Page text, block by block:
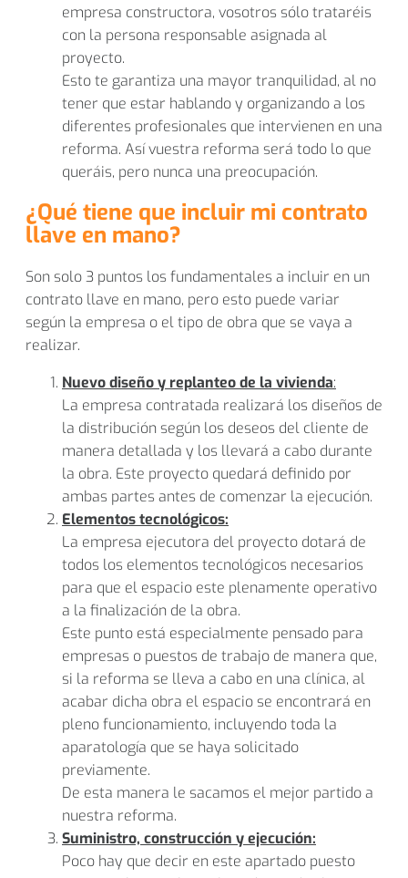
empresa constructora, vosotros sólo trataréis
con la persona responsable asignada al
proyecto.
Esto te garantiza una mayor tranquilidad, al no
tener que estar hablando y organizando a los
diferentes profesionales que intervienen en una
reforma. Así vuestra reforma será todo lo que
queráis, pero nunca una preocupación.
¿Qué tiene que incluir mi contrato
llave en mano?
Son solo 3 puntos los fundamentales a incluir en un
contrato llave en mano, pero esto puede variar
según la empresa o el tipo de obra que se vaya a
realizar.
Nuevo diseño y replanteo de la vivienda:
La empresa contratada realizará los diseños de
la distribución según los deseos del cliente de
manera detallada y los llevará a cabo durante
la obra. Este proyecto quedará definido por
ambas partes antes de comenzar la ejecución.
Elementos tecnológicos:
La empresa ejecutora del proyecto dotará de
todos los elementos tecnológicos necesarios
para que el espacio este plenamente operativo
a la finalización de la obra.
Este punto está especialmente pensado para
empresas o puestos de trabajo de manera que,
si la reforma se lleva a cabo en una clínica, al
acabar dicha obra el espacio se encontrará en
pleno funcionamiento, incluyendo toda la
aparatología que se haya solicitado
previamente.
De esta manera le sacamos el mejor partido a
nuestra reforma.
Suministro, construcción y ejecución:
Poco hay que decir en este apartado puesto